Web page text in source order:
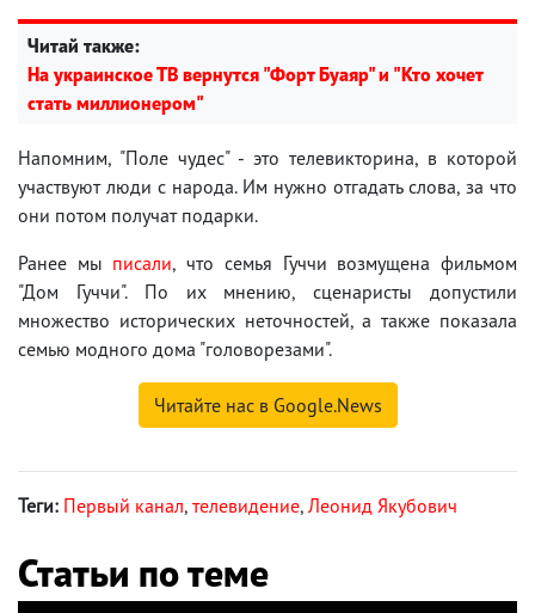
Читай также:
На украинское ТВ вернутся "Форт Буаяр" и "Кто хочет
стать миллионером"
Напомним, "Поле чудес" - это телевикторина, в которой
участвуют люди с народа. Им нужно отгадать слова, за что
они потом получат подарки.
Ранее мы писали, что семья Гуччи возмущена фильмом
"Дом Гуччи". По их мнению, сценаристы допустили
множество исторических неточностей, а также показала
семью модного дома "головорезами".
Читайте нас в Google.News
Теги: Первый канал, телевидение, Леонид Якубович
Статьи по теме